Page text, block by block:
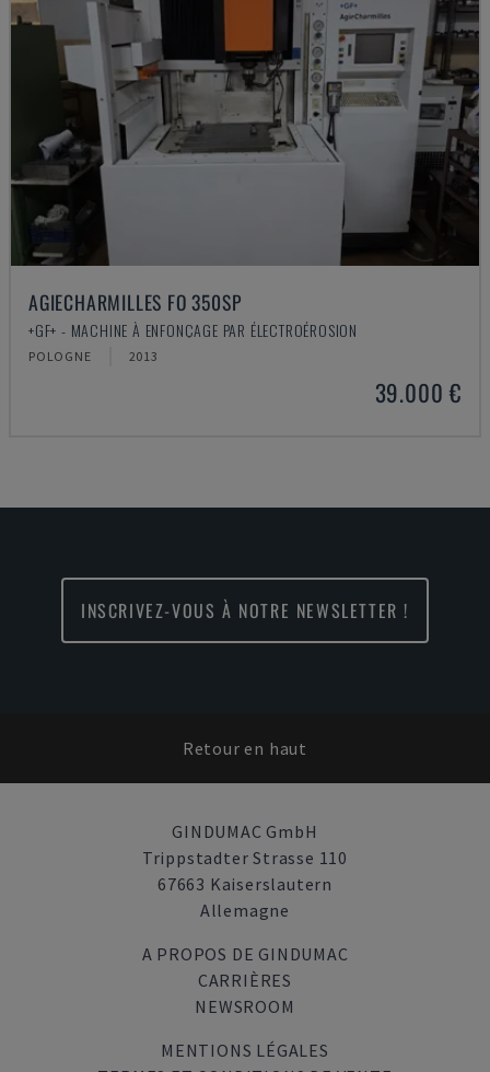
AGIECHARMILLES FO 350SP
+GF+ - MACHINE À ENFONÇAGE PAR ÉLECTROÉROSION
POLOGNE 2013
39.000 €
INSCRIVEZ-VOUS À NOTRE NEWSLETTER !
Retour en haut
GINDUMAC GmbH
Trippstadter Strasse 110
67663 Kaiserslautern
Allemagne
A PROPOS DE GINDUMAC
CARRIÈRES
NEWSROOM
MENTIONS LÉGALES